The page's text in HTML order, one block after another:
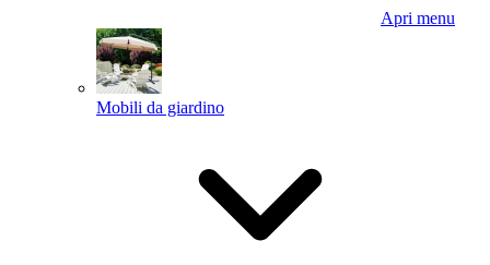
Apri menu
Mobili da giardino